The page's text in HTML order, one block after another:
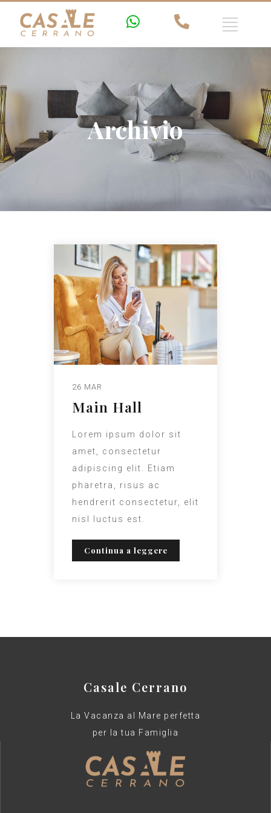
Archivio
26 MAR
Main Hall
Lorem ipsum dolor sit
amet, consectetur
adipiscing elit. Etiam
pharetra, risus ac
hendrerit consectetur, elit
nisl luctus est.
Continua a leggere
Casale Cerrano
La Vacanza al Mare perfetta
per la tua Famiglia